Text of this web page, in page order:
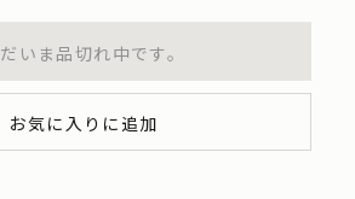
いま品切れ中です。
お気に入りに追加